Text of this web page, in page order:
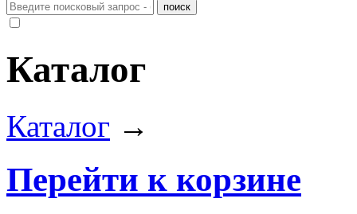
Каталог
Каталог →
Перейти к корзине